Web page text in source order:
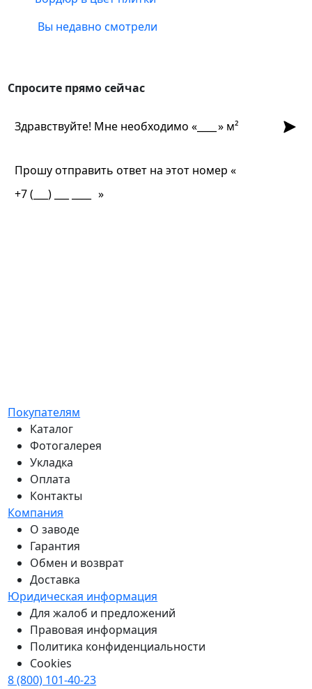
Вы недавно смотрели
Спросите прямо сейчас
Здравствуйте! Мне необходимо « » м²
Прошу отправить ответ на этот номер «
»
Покупателям
Каталог
Фотогалерея
Укладка
Оплата
Контакты
Компания
О заводе
Гарантия
Обмен и возврат
Доставка
Юридическая информация
Для жалоб и предложений
Правовая информация
Политика конфиденциальности
Cookies
8 (800) 101-40-23